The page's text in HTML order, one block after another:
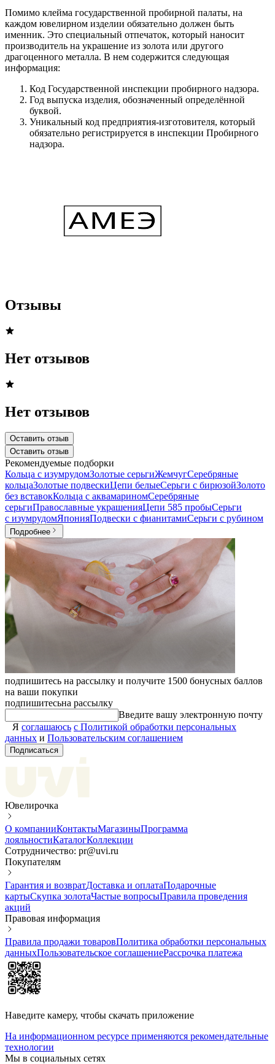
Помимо клейма государственной пробирной палаты, на
каждом ювелирном изделии обязательно должен быть
именник. Это специальный отпечаток, который наносит
производитель на украшение из золота или другого
драгоценного металла. В нем содержится следующая
информация:
Код Государственной инспекции пробирного надзора.
Год выпуска изделия, обозначенный определённой
буквой.
Уникальный код предприятия-изготовителя, который
обязательно регистрируется в инспекции Пробирного
надзора.
Отзывы
Нет отзывов
Нет отзывов
Оставить отзыв
Оставить отзыв
Рекомендуемые подборки
Кольца с изумрудомЗолотые серьгиЖемчугСеребряные
кольцаЗолотые подвескиЦепи белыеСерьги с бирюзойЗолото
без вставокКольца с аквамариномСеребряные
серьгиПравославные украшенияЦепи 585 пробыСерьги
с изумрудомЯпонияПодвески с фианитамиСерьги с рубином
Подробнее
подпишитесь на рассылку и получите 1500 бонусных баллов
на ваши покупки
подпишитесьна рассылку
Введите вашу электронную почту
Я соглашаюсь с Политикой обработки персональных
данных и Пользовательским соглашением
Подписаться
Ювелирочка
О компанииКонтактыМагазиныПрограмма
лояльностиКаталогКоллекции
Сотрудничество: pr@uvi.ru
Покупателям
Гарантия и возвратДоставка и оплатаПодарочные
картыСкупка золотаЧастые вопросыПравила проведения
акций
Правовая информация
Правила продажи товаровПолитика обработки персональных
данныхПользовательское соглашениеРассрочка платежа
Наведите камеру, чтобы скачать приложение
На информационном ресурсе применяются рекомендательные
технологии
Мы в социальных сетях